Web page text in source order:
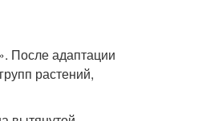
После адаптации
растений,